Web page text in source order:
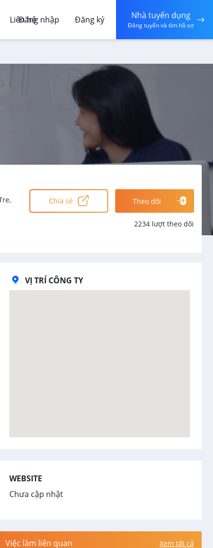
Liên hệ
Đăng nhập Đăng ký Nhà tuyển dụng
Đăng tuyển và tìm hồ sơ
Chia sẻ Theo dõi
2234 lượt theo dõi
VỊ TRÍ CÔNG TY
WEBSITE
Chưa cập nhật
Việc làm liên quan Xem tất cả